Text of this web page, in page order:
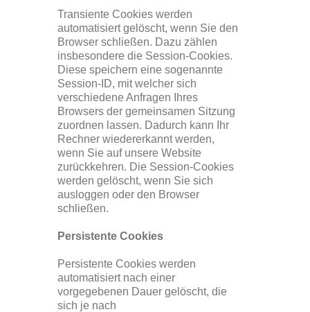
Transiente Cookies werden
automatisiert gelöscht, wenn Sie den
Browser schließen. Dazu zählen
insbesondere die Session-Cookies.
Diese speichern eine sogenannte
Session-ID, mit welcher sich
verschiedene Anfragen Ihres
Browsers der gemeinsamen Sitzung
zuordnen lassen. Dadurch kann Ihr
Rechner wiedererkannt werden,
wenn Sie auf unsere Website
zurückkehren. Die Session-Cookies
werden gelöscht, wenn Sie sich
ausloggen oder den Browser
schließen.
Persistente Cookies
Persistente Cookies werden
automatisiert nach einer
vorgegebenen Dauer gelöscht, die
sich je nach